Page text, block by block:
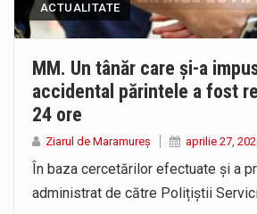
ACTUALITATE
MM. Un tânăr care și-a
accidental părintele a fost
24 ore
Ziarul de Maramureș aprilie 27,
În baza cercetărilor efectuate și a
administrat de către Polițiștii